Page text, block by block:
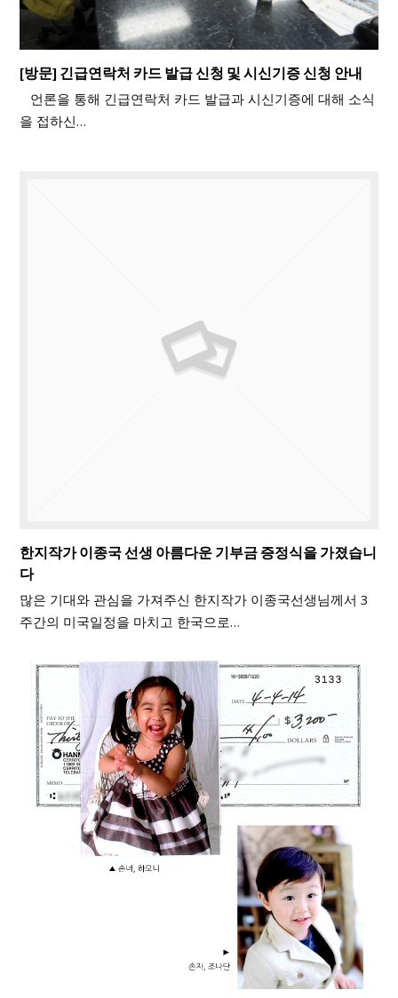
[방문] 긴급연락처 카드 발급 신청 및 시신기증 신청 안내
언론을 통해 긴급연락처 카드 발급과 시신기증에 대해 소식
을 접하신…
한지작가 이종국 선생 아름다운 기부금 증정식을 가졌습니
다
많은 기대와 관심을 가져주신 한지작가 이종국선생님께서 3
주간의 미국일정을 마치고 한국으로…